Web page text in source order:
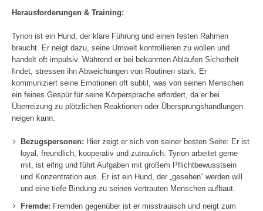
Herausforderungen & Training:
Tyrion ist ein Hund, der klare Führung und einen festen Rahmen
braucht. Er neigt dazu, seine Umwelt kontrollieren zu wollen und
handelt oft impulsiv. Während er bei bekannten Abläufen Sicherheit
findet, stressen ihn Abweichungen von Routinen stark. Er
kommuniziert seine Emotionen oft subtil, was von seinen Menschen
ein feines Gespür für seine Körpersprache erfordert, da er bei
Überreizung zu plötzlichen Reaktionen oder Übersprungshandlungen
neigen kann.
Bezugspersonen: Hier zeigt er sich von seiner besten Seite: Er ist
loyal, freundlich, kooperativ und zutraulich. Tyrion arbeitet gerne
mit, ist eifrig und führt Aufgaben mit großem Pflichtbewusstsein
und Konzentration aus. Er ist ein Hund, der „gesehen“ werden will
und eine tiefe Bindung zu seinen vertrauten Menschen aufbaut.
Fremde: Fremden gegenüber ist er misstrauisch und neigt zum